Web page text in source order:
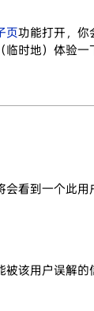
页功能打开，你
临时地）体验一
会看到一个此
该用户误解